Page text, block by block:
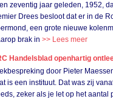
zeventig jaar geleden, 1952,
Drees besloot dat er in de
een grote nieuwe
brak in>> Lees meer
Handelsblad openhartig
door Pieter
is een instituut. Dat was zij
zeker als je let op het aantal